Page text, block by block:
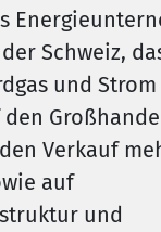
Schweiz,
und
Verkauf
auf
und